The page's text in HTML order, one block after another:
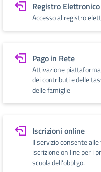
Registro
Accesso al registro
Pago in Rete
Attivazione
dei contributi e delle
delle famiglie
Iscrizioni online
Il servizio consente
iscrizione on line per i
scuola dell'obbligo.